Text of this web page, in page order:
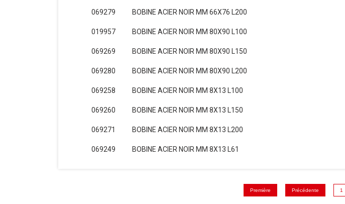
069279 BOBINE ACIER NOIR MM 66X76 L200
019957 BOBINE ACIER NOIR MM 80X90 L100
069269 BOBINE ACIER NOIR MM 80X90 L150
069280 BOBINE ACIER NOIR MM 80X90 L200
069258 BOBINE ACIER NOIR MM 8X13 L100
069260 BOBINE ACIER NOIR MM 8X13 L150
069271 BOBINE ACIER NOIR MM 8X13 L200
069249 BOBINE ACIER NOIR MM 8X13 L61
Première Précédente 1